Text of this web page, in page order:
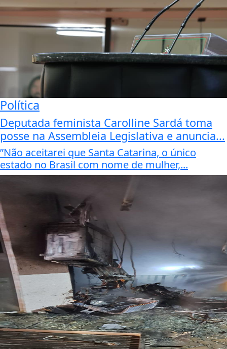
Política
Deputada feminista Carolline Sardá toma
posse na Assembleia Legislativa e anuncia...
”Não aceitarei que Santa Catarina, o único
estado no Brasil com nome de mulher,...